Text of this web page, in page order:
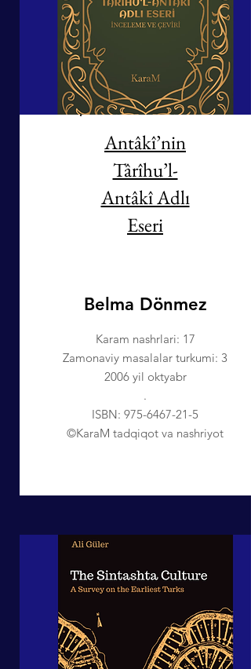
Antâkî’nin
Târîhu’l-
Antâkî Adlı
Eseri
Belma Dönmez
Karam nashrlari: 17
Zamonaviy masalalar turkumi: 3
2006 yil oktyabr
.
ISBN: 975-6467-21-5
©KaraM tadqiqot va nashriyot